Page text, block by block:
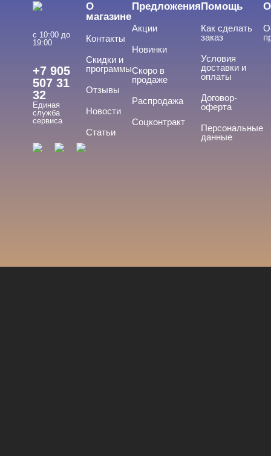
с 10:00 до
19:00
+7 905
507 31
32
Единая
служба
сервиса
О
магазине
Контакты
Скидки и
программы
Отзывы
Новости
Статьи
Предложения
Акции
Новинки
Скоро в
продаже
Распродажа
Соцконтракт
Помощь
Как сделать
заказ
Условия
доставки и
оплаты
Договор-
оферта
Персональные
данные